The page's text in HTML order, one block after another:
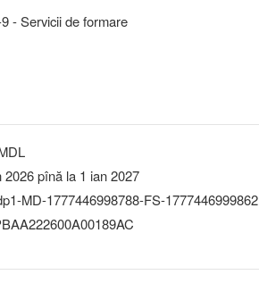
- Servicii de formare
2026 pînă la 1 ian 2027
MD-1777446998788-FS-1777446999862